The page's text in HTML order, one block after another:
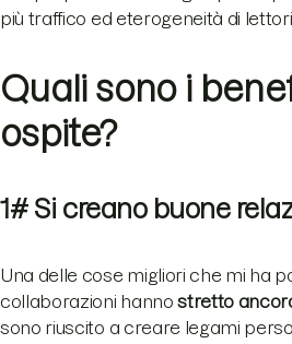
più traffico ed eterogeneità di lettori.
Quali sono i
ospite?
1# Si creano buone
Una delle cose migliori che mi ha
collaborazioni hannostretto
sono riuscito a creare legami